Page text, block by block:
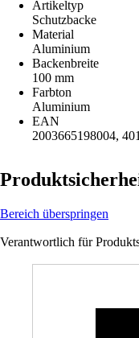
Artikeltyp
Schutzbacke
Material
Aluminium
Backenbreite
100 mm
Farbton
Aluminium
EAN
2003665198004,
Bereich überspringen
Verantwortlich für